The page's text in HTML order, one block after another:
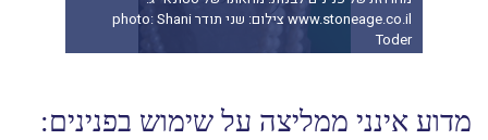
www.stoneage.co.il צילום: שני תודר photo: Shani
Toder
מדוע אינני ממליצה על שימוש בפנינים: